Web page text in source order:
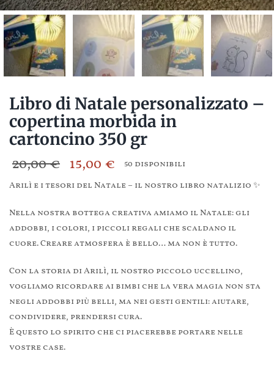
Libro di Natale personalizzato –
copertina morbida in
cartoncino 350 gr
20,00€
Il
prezzo
originale
era:
15,00 €
Il
prezzo
attuale
è:
50 disponibili
Arilì e i tesori del Natale – il nostro libro natalizio ✨
Nella nostra bottega creativa amiamo il Natale: gli
addobbi, i colori, i piccoli regali che scaldano il
cuore. Creare atmosfera è bello… ma non è tutto.
Con la storia di Arilì, il nostro piccolo uccellino,
vogliamo ricordare ai bimbi che la vera magia non sta
negli addobbi più belli, ma nei gesti gentili: aiutare,
condividere, prendersi cura.
È questo lo spirito che ci piacerebbe portare nelle
vostre case.